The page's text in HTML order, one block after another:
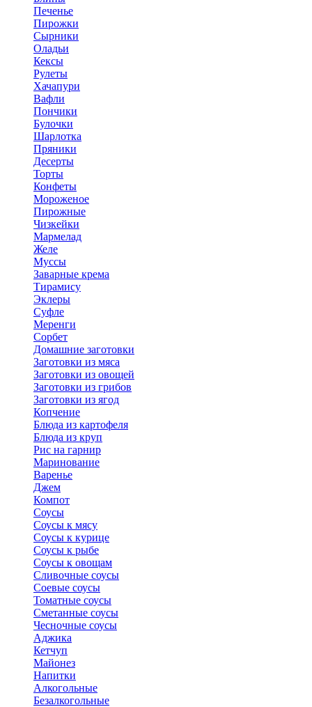
Печенье
Пирожки
Сырники
Оладьи
Кексы
Рулеты
Хачапури
Вафли
Пончики
Булочки
Шарлотка
Пряники
Десерты
Торты
Конфеты
Мороженое
Пирожные
Чизкейки
Мармелад
Желе
Муссы
Заварные крема
Тирамису
Эклеры
Суфле
Меренги
Сорбет
Домашние заготовки
Заготовки из мяса
Заготовки из овощей
Заготовки из грибов
Заготовки из ягод
Копчение
Блюда из картофеля
Блюда из круп
Рис на гарнир
Маринование
Варенье
Джем
Компот
Соусы
Соусы к мясу
Соусы к курице
Соусы к рыбе
Соусы к овощам
Сливочные соусы
Соевые соусы
Томатные соусы
Сметанные соусы
Чесночные соусы
Аджика
Кетчуп
Майонез
Напитки
Алкогольные
Безалкогольные